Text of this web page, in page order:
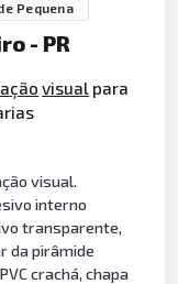
Pequena
- PR
visual para
visual.
interno
transparente,
da pirâmide
crachá, chapa